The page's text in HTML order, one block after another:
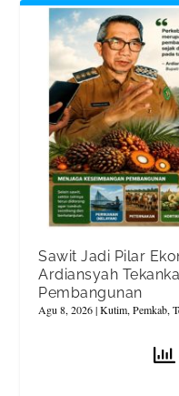
Sawit Jadi Pilar
Ardiansyah
Pembangunan
Agu 8, 2026|Kutim,Pemkab,